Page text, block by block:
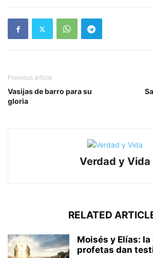
Previous article
Vasijas de barro para su
gloria
Verdad y Vida
RELATED
Moisés y Elías: la
profetas dan